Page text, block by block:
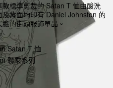
標準剪裁的 Satan T 恤由酸洗
背面均印有 Daniel Johnston 的
的街頭服飾單品。
Satan T 恤
聯乘系列